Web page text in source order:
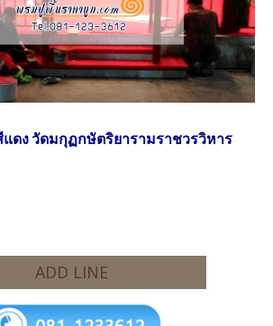
ดง วัดมกุฏกษัตริยารามราชวรวิหาร
ADD LINE